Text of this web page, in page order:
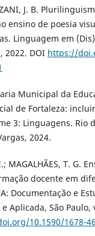
J. B.
ensino de poesia
Linguagem em
2022. DOI https://
Municipal da
de Fortaleza:
3: Linguagens. Rio
2024.
MAGALHÃES, T. G.
docente em
Documentação e
Aplicada, São Paulo,
10.1590/1678-